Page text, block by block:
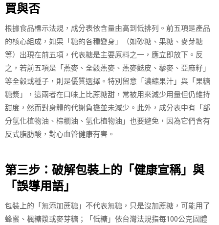
買與否
根據食品標示法規，成分表依含量由高到低排列。前五項是產品
的核心組成，如果「糖的各種變身」（如砂糖、果糖、麥芽糖
等）出現在前五項，代表糖是主要原料之一，應立即放下。反
之，若前五項是「燕麥、全穀燕麥、燕麥麩皮、藜麥、亞麻籽」
等全穀或種子，則是優質選擇。特別留意「濃縮果汁」與「果糖
糖漿」，這兩者在口味上比蔗糖甜，常被用來減少用量但仍維持
甜度，然而對身體的代謝負擔並未減少。此外，成分表中有「部
分氫化植物油、棕櫚油、氫化植物油」也要避免，因為它們含有
反式脂肪酸，對心血管健康有害。
第三步：破解包裝上的「健康宣稱」與
「誤導用語」
包裝上的「無添加蔗糖」不代表無糖，只是沒加蔗糖，可能用了
蜂蜜、楓糖漿或麥芽糖；「低糖」依台灣法規指每100公克固體